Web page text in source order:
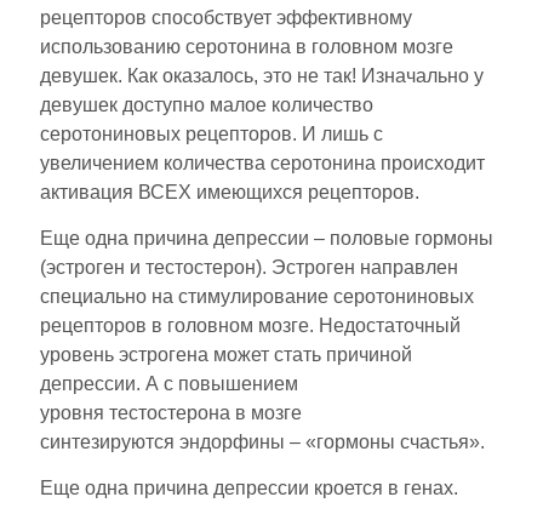
рецепторов способствует эффективному
использованию серотонина в головном мозге
девушек. Как оказалось, это не так! Изначально у
девушек доступно малое количество
серотониновых рецепторов. И лишь с
увеличением количества серотонина происходит
активация ВСЕХ имеющихся рецепторов.
Еще одна причина депрессии – половые гормоны
(эстроген и тестостерон). Эстроген направлен
специально на стимулирование серотониновых
рецепторов в головном мозге. Недостаточный
уровень эстрогена может стать причиной
депрессии. А с повышением
уровня тестостерона в мозге
синтезируются эндорфины – «гормоны счастья».
Еще одна причина депрессии кроется в генах.